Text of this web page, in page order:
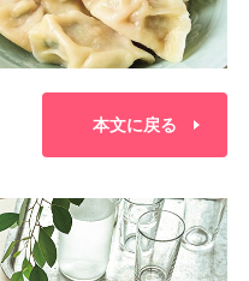
本文に戻る